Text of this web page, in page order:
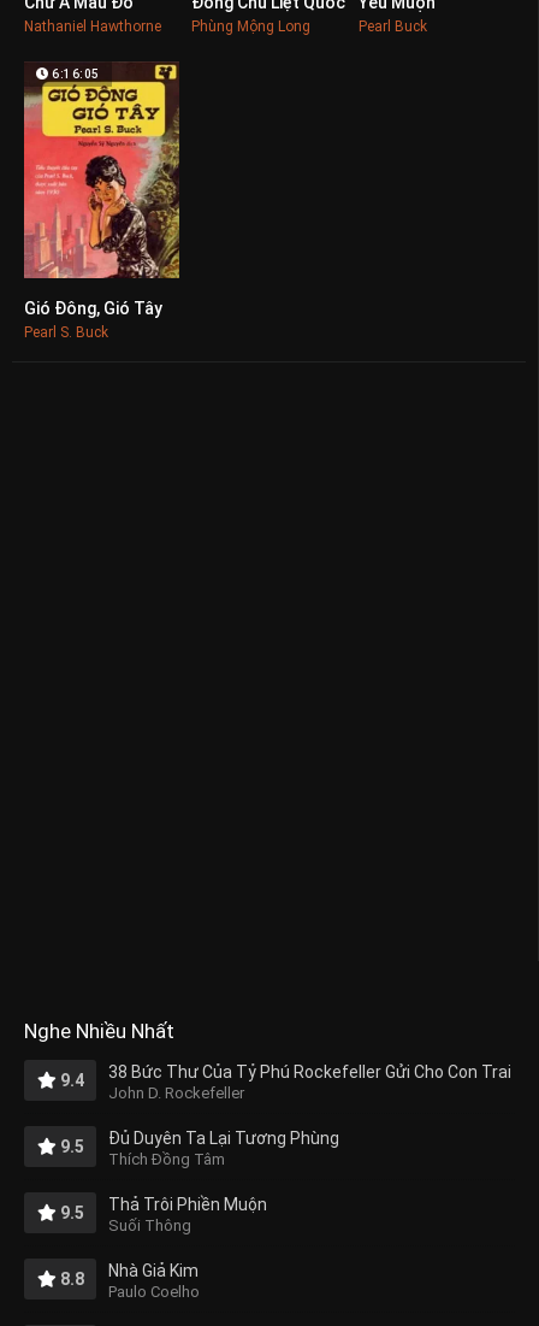
Nathaniel Hawthorne
0
Phùng Mộng Long Pearl Buck
0
6:16:05
Gió Đông, Gió Tây
Pearl S. Buck
Nghe Nhiều Nhất
9.4 38 Bức Thư Của Tỷ Phú Rockefeller Gửi Cho Con Trai
John D. Rockefeller
9.5 Đủ Duyên Ta Lại Tương Phùng
Thích Đồng Tâm
9.5 Thả Trôi Phiền Muộn
Suối Thông
8.8 Nhà Giả Kim
Paulo Coelho